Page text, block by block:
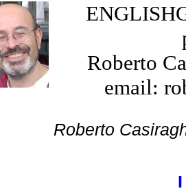
Roberto
email:
Roberto